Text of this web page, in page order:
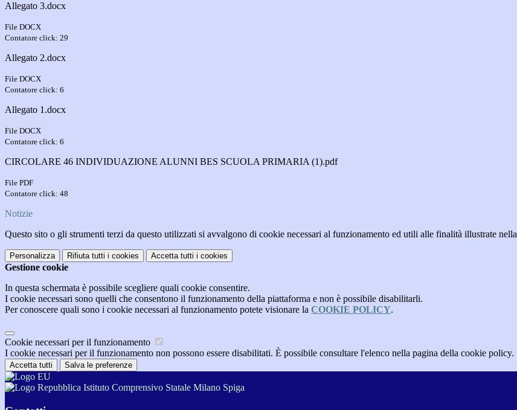
Allegato 3.docx
File DOCX
Contatore click: 29
Allegato 2.docx
File DOCX
Contatore click: 6
Allegato 1.docx
File DOCX
Contatore click: 6
CIRCOLARE 46 INDIVIDUAZIONE ALUNNI BES SCUOLA PRIMARIA (1).pdf
File PDF
Contatore click: 48
Notizie
Questo sito o gli strumenti terzi da questo utilizzati si avvalgono di cookie necessari al funzionamento ed utili alle finalità illustrate nella
Personalizza Rifiuta tutti i cookies Accetta tutti i cookies
Gestione cookie
In questa schermata è possibile scegliere quali cookie consentire.
I cookie necessari sono quelli che consentono il funzionamento della piattaforma e non è possibile disabilitarli.
Per conoscere quali sono i cookie necessari al funzionamento potete visionare la COOKIE POLICY.
Cookie necessari per il funzionamento
I cookie necessari per il funzionamento non possono essere disabilitati. È possibile consultare l'elenco nella pagina della cookie policy.
Accetta tutti Salva le preferenze
Istituto Comprensivo Statale Milano Spiga